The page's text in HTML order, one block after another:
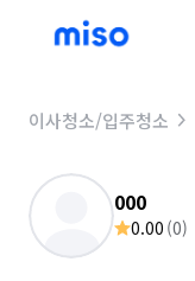
이사청소/입주청소
000
0.00 (0)